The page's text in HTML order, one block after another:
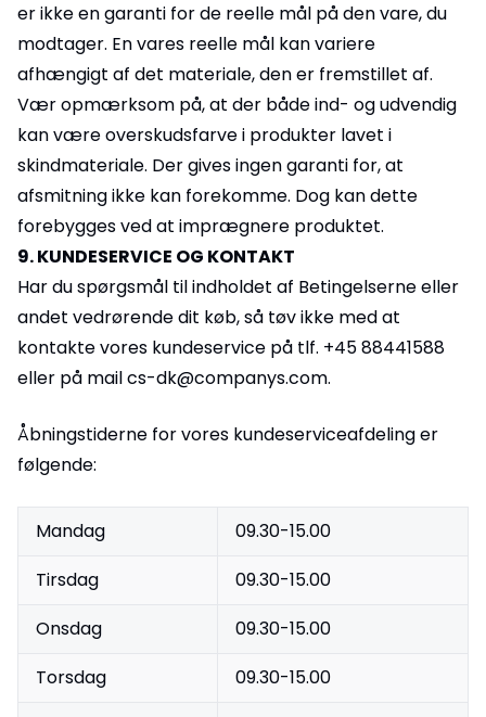
er ikke en garanti for de reelle mål på den vare, du
modtager. En vares reelle mål kan variere
afhængigt af det materiale, den er fremstillet af.
Vær opmærksom på, at der både ind- og udvendig
kan være overskudsfarve i produkter lavet i
skindmateriale. Der gives ingen garanti for, at
afsmitning ikke kan forekomme. Dog kan dette
forebygges ved at imprægnere produktet.
9. KUNDESERVICE OG KONTAKT
Har du spørgsmål til indholdet af Betingelserne eller
andet vedrørende dit køb, så tøv ikke med at
kontakte vores kundeservice på tlf. +45 88441588
eller på mail cs-dk@companys.com.
Åbningstiderne for vores kundeserviceafdeling er
følgende:
Mandag
09.30-15.00
Tirsdag
09.30-15.00
Onsdag
09.30-15.00
Torsdag
09.30-15.00